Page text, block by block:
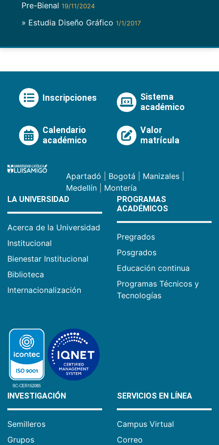
Pre-Bienal 19/11/2024
» Estudia Diseño Gráfico 1/1/2017
Inscripciones
Sistema
académico
Calendario
académico
Valor
matrícula
Apartadó Bogotá Manizales
Medellín
Montería
LA UNIVERSIDAD
Acerca de la Universidad
Institucional
Bienestar Institucional
Biblioteca
Internacionalización
PROGRAMAS
ACADÉMICOS
Pregrados
Posgrados
Educación continua
Programas Técnicos y
Tecnologías
INVESTIGACIÓN
Semilleros
Grupos
SERVICIOS EN LÍNEA
Campus Virtual
Correo